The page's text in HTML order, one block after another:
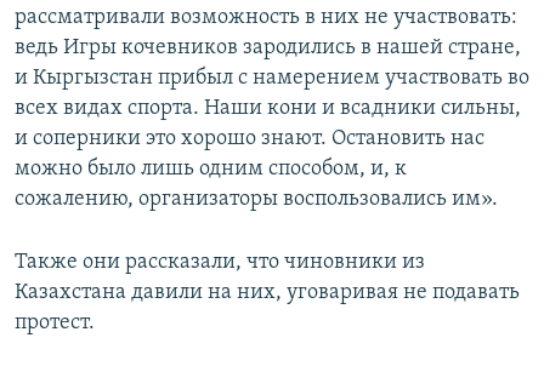
рассматривали возможность в них не участвовать:
ведь Игры кочевников зародились в нашей стране,
и Кыргызстан прибыл с намерением участвовать во
всех видах спорта. Наши кони и всадники сильны,
и соперники это хорошо знают. Остановить нас
можно было лишь одним способом, и, к
сожалению, организаторы воспользовались им».
Также они рассказали, что чиновники из
Казахстана давили на них, уговаривая не подавать
протест.